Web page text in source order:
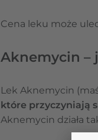
Cena leku może
Aknemycin –
Lek Aknemycin
które przyczyniają
Aknemycin działa